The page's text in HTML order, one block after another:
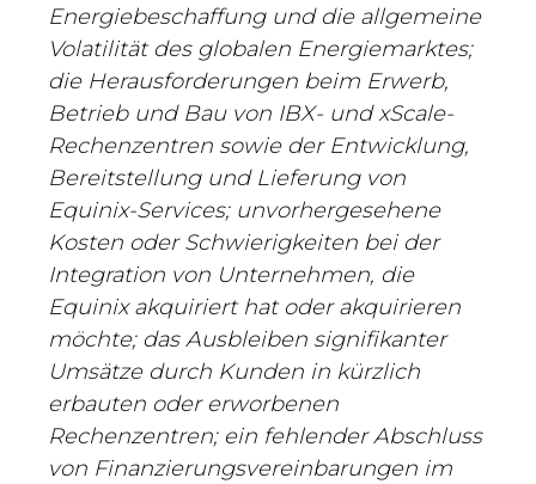
Energiebeschaffung und die allgemeine
Volatilität des globalen Energiemarktes;
die Herausforderungen beim Erwerb,
Betrieb und Bau von IBX- und xScale-
Rechenzentren sowie der Entwicklung,
Bereitstellung und Lieferung von
Equinix-Services; unvorhergesehene
Kosten oder Schwierigkeiten bei der
Integration von Unternehmen, die
Equinix akquiriert hat oder akquirieren
möchte; das Ausbleiben signifikanter
Umsätze durch Kunden in kürzlich
erbauten oder erworbenen
Rechenzentren; ein fehlender Abschluss
von Finanzierungsvereinbarungen im